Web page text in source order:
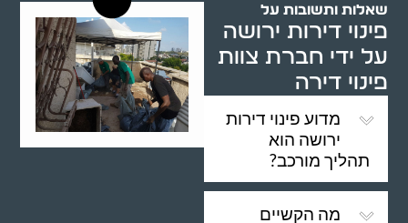
שאלות ותשובות על
פינוי דירות ירושה
על ידי חברת צוות
פינוי דירה
מדוע פינוי דירות
ירושה הוא
תהליך מורכב?
מה הקשיים